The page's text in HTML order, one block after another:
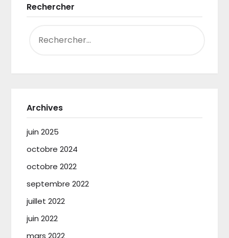
Rechercher
Archives
juin 2025
octobre 2024
octobre 2022
septembre 2022
juillet 2022
juin 2022
mars 2022